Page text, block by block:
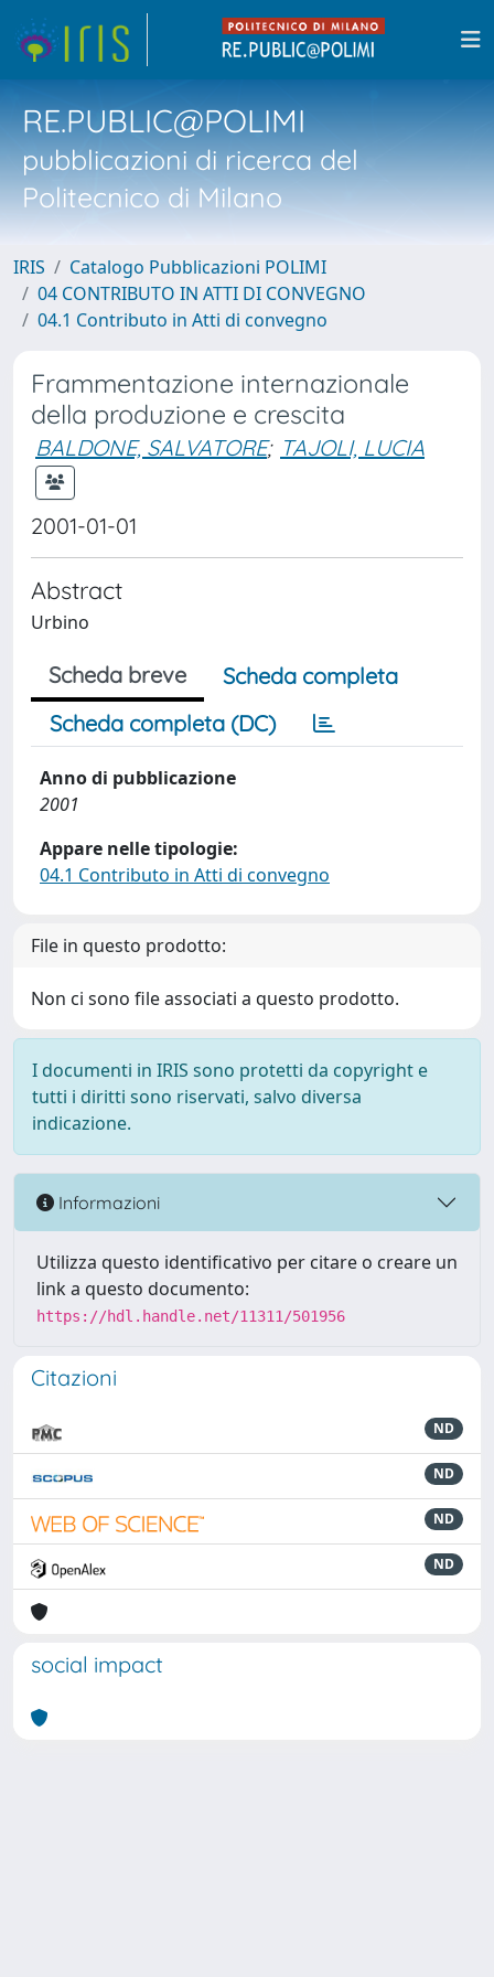
RE.PUBLIC@POLIMI
pubblicazioni di ricerca del
Politecnico di Milano
IRIS
Catalogo Pubblicazioni POLIMI
04 CONTRIBUTO IN ATTI DI CONVEGNO
04.1 Contributo in Atti di convegno
Frammentazione internazionale
della produzione e crescita
BALDONE, SALVATORE; TAJOLI, LUCIA
2001-01-01
Abstract
Urbino
Scheda breve
Scheda completa
Scheda completa (DC)
Anno di pubblicazione
2001
Appare nelle tipologie:
04.1 Contributo in Atti di convegno
File in questo prodotto:
Non ci sono file associati a questo prodotto.
I documenti in IRIS sono protetti da copyright e
tutti i diritti sono riservati, salvo diversa
indicazione.
Informazioni
Utilizza questo identificativo per citare o creare un
link a questo documento:
https://hdl.handle.net/11311/501956
Citazioni
ND
ND
ND
ND
social impact